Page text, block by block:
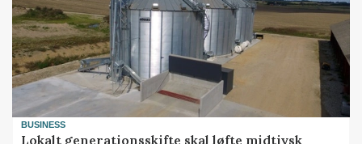
BUSINESS
Lokalt generationsskifte skal løfte midtjysk